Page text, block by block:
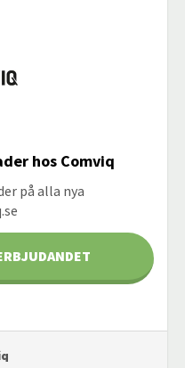
hos Comviq
på alla nya